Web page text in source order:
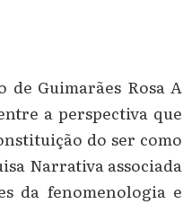
Guimarães Rosa A
a perspectiva que
do ser como
Narrativa associada
da fenomenologia e